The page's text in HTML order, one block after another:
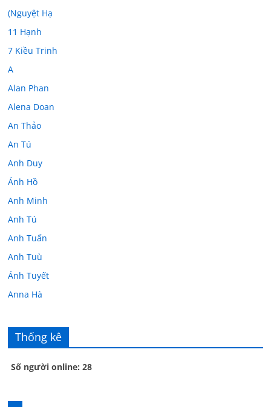
(Nguyệt Hạ
11 Hạnh
7 Kiều Trinh
A
Alan Phan
Alena Doan
An Thảo
An Tú
Anh Duy
Ánh Hồ
Anh Minh
Anh Tú
Anh Tuấn
Anh Tuù
Ánh Tuyết
Anna Hà
Âu Tú Vân
Bác sĩ Hoa
Bác sĩ Stephen Mak
Thống kê
Số người online: 28